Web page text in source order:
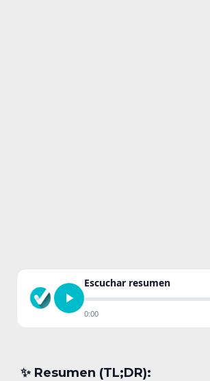
Escuchar resumen
0:00
✨︎ Resumen (TL;DR):